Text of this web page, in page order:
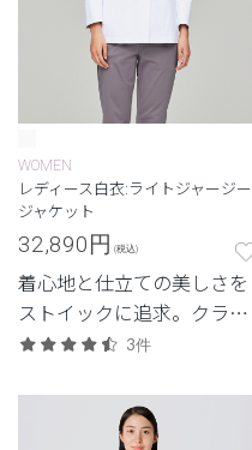
WOMEN
レディース白衣:ライトジャージー
ジャケット
32,890円 (税込)
着心地と仕立ての美しさを
ストイックに追求。クラシ
コしか生み出せない、新素
3件